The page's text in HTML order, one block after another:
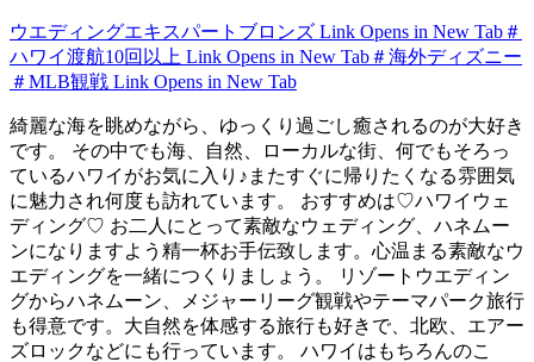
ウエディングエキスパートブロンズ Link Opens in New Tab＃
ハワイ渡航10回以上 Link Opens in New Tab＃海外ディズニー
＃MLB観戦 Link Opens in New Tab
綺麗な海を眺めながら、ゆっくり過ごし癒されるのが大好き
です。 その中でも海、自然、ローカルな街、何でもそろっ
ているハワイがお気に入り♪またすぐに帰りたくなる雰囲気
に魅力され何度も訪れています。 おすすめは♡ハワイウェ
ディング♡ お二人にとって素敵なウェディング、ハネムー
ンになりますよう精一杯お手伝致します。心温まる素敵なウ
エディングを一緒につくりましょう。 リゾートウエディン
グからハネムーン、メジャーリーグ観戦やテーマパーク旅行
も得意です。大自然を体感する旅行も好きで、北欧、エアー
ズロックなどにも行っています。 ハワイはもちろんのこ